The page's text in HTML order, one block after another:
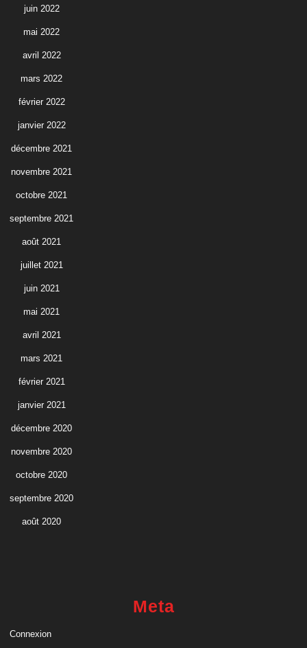
juin 2022
mai 2022
avril 2022
mars 2022
février 2022
janvier 2022
décembre 2021
novembre 2021
octobre 2021
septembre 2021
août 2021
juillet 2021
juin 2021
mai 2021
avril 2021
mars 2021
février 2021
janvier 2021
décembre 2020
novembre 2020
octobre 2020
septembre 2020
août 2020
Meta
Connexion